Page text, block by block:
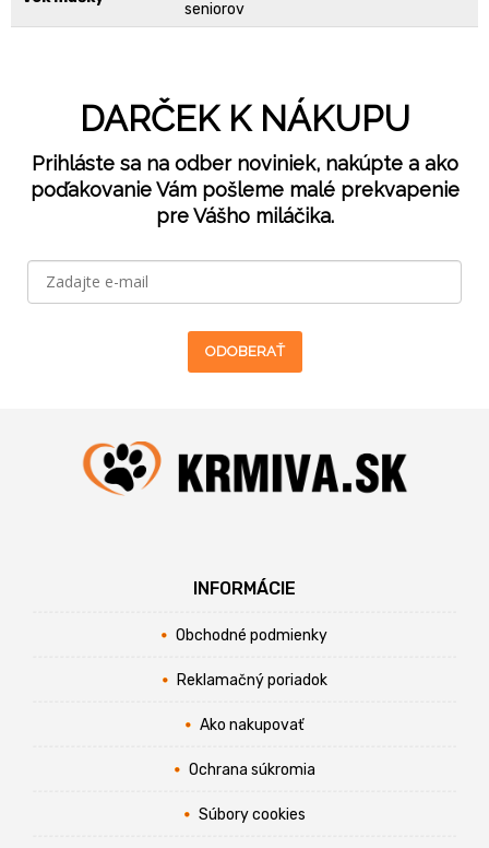
seniorov
DARČEK K NÁKUPU
Prihláste sa na odber noviniek, nakúpte a ako
poďakovanie Vám pošleme malé prekvapenie
pre Vášho miláčika.
ODOBERAŤ
INFORMÁCIE
Obchodné podmienky
Reklamačný poriadok
Ako nakupovať
Ochrana súkromia
Súbory cookies